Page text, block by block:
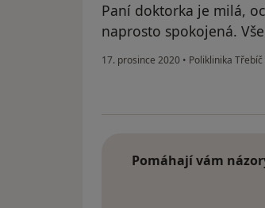
Paní doktorka je milá,
naprosto spokojená.
17. prosince 2020 • Poliklinika Třebíč
Pomáhají vám